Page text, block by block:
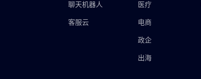
聊天机器人
客服云
医疗
电商
政企
出海